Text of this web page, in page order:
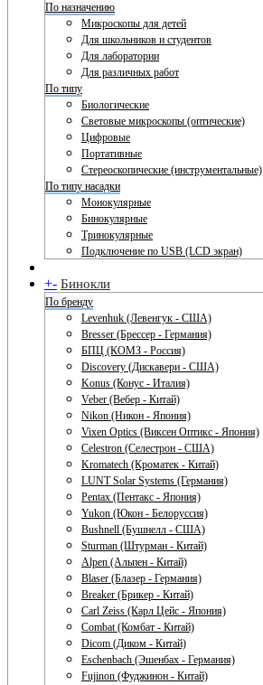
По назначению
Микроскопы для детей
Для школьников и студентов
Для лаборатории
Для различных работ
По типу
Биологические
Световые микроскопы (оптические)
Цифровые
Портативные
Стереоскопические (инструментальные)
По типу насадки
Монокулярные
Бинокулярные
Тринокулярные
Подключение по USB (LCD экран)
+- Бинокли
По бренду
Levenhuk (Левенгук - США)
Bresser (Брессер - Германия)
БПЦ (КОМЗ - Россия)
Discovery (Дискавери - США)
Konus (Конус - Италия)
Veber (Вебер - Китай)
Nikon (Никон - Япония)
Vixen Optics (Виксен Оптикс - Япония)
Celestron (Селестрон - США)
Kromatech (Кроматек - Китай)
LUNT Solar Systems (Германия)
Pentax (Пентакс - Япония)
Yukon (Юкон - Белоруссия)
Bushnell (Бушнелл - США)
Sturman (Штурман - Китай)
Alpen (Альпен - Китай)
Blaser (Блазер - Германия)
Breaker (Брикер - Китай)
Carl Zeiss (Карл Цейс - Япония)
Combat (Комбат - Китай)
Dicom (Диком - Китай)
Eschenbach (Эшенбах - Германия)
Fujinon (Фуджинон - Китай)